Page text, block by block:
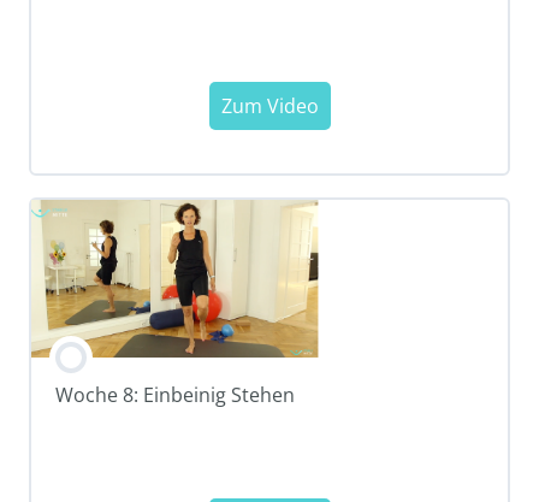
Woche 8: Einbeinig Stehen